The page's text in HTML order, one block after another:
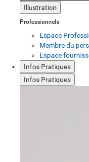
Illustration
Professionnels
Espace
Membre du
Espace
Infos Pratiques
Infos Pratiques